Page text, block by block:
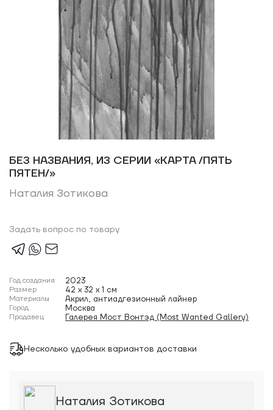
БЕЗ НАЗВАНИЯ, ИЗ СЕРИИ «КАРТА /ПЯТЬ
ПЯТЕН/»
Наталия Зотикова
Задать вопрос по товару
Год создания 2023
Размер 42 x 32 x 1 см
Материалы Акрил, антиадгезионный лайнер
Город Москва
Продавец Галерея Мост Вонтэд (Most Wanted Gallery)
Несколько удобных вариантов доставки
Наталия Зотикова